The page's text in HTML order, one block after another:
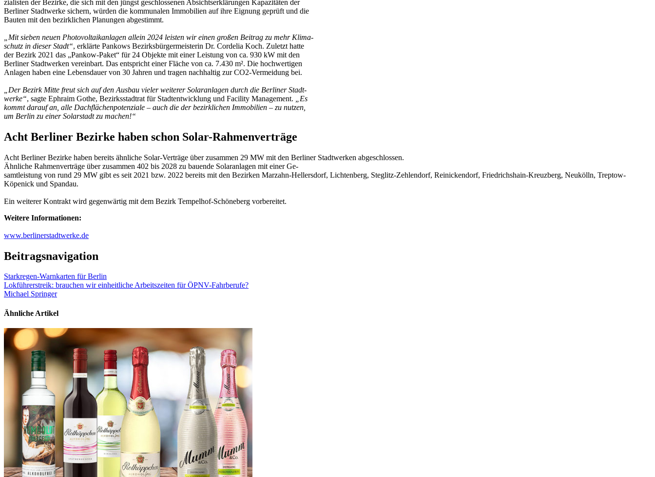
zialisten der Bezirke, die sich mit den jüngst geschlossenen Absichtserklärungen Kapazitäten der
Berliner Stadtwerke sichern, würden die kommunalen Immobilien auf ihre Eignung geprüft und die
Bauten mit den bezirklichen Planungen abgestimmt.
„Mit sieben neuen Photovoltaikanlagen allein 2024 leisten wir einen großen Beitrag zu mehr Klima-
schutz in dieser Stadt“, erklärte Pankows Bezirksbürgermeisterin Dr. Cordelia Koch. Zuletzt hatte
der Bezirk 2021 das „Pankow-Paket“ für 24 Objekte mit einer Leistung von ca. 930 kW mit den
Berliner Stadtwerken vereinbart. Das entspricht einer Fläche von ca. 7.430 m². Die hochwertigen
Anlagen haben eine Lebensdauer von 30 Jahren und tragen nachhaltig zur CO2-Vermeidung bei.
„Der Bezirk Mitte freut sich auf den Ausbau vieler weiterer Solaranlagen durch die Berliner Stadt-
werke“, sagte Ephraim Gothe, Bezirksstadtrat für Stadtentwicklung und Facility Management.
„Es
kommt darauf an, alle Dachflächenpotenziale – auch die der bezirklichen Immobilien – zu nutzen,
um Berlin zu einer Solarstadt zu machen!“
Acht Berliner Bezirke haben schon Solar-Rahmenverträge
Acht Berliner Bezirke haben bereits ähnliche Solar-Verträge über zusammen 29 MW mit den Berliner Stadtwerken abgeschlossen.
Ähnliche Rahmenverträge über zusammen 402 bis 2028 zu bauende Solaranlagen mit einer Ge-
samtleistung von rund 29 MW gibt es seit 2021 bzw. 2022 bereits mit den Bezirken Marzahn-Hellersdorf, Lichtenberg, Steglitz-Zehlendorf, Reinickendorf, Friedrichshain-Kreuzberg, Neukölln, Treptow-
Köpenick und Spandau.
Ein weiterer Kontrakt wird gegenwärtig mit dem Bezirk Tempelhof-Schöneberg vorbereitet.
Weitere Informationen:
www.berlinerstadtwerke.de
Beitragsnavigation
Starkregen-Warnkarten für Berlin
Lokführerstreik: brauchen wir einheitliche Arbeitszeiten für ÖPNV-Fahrberufe?
Michael Springer
Ähnliche Artikel